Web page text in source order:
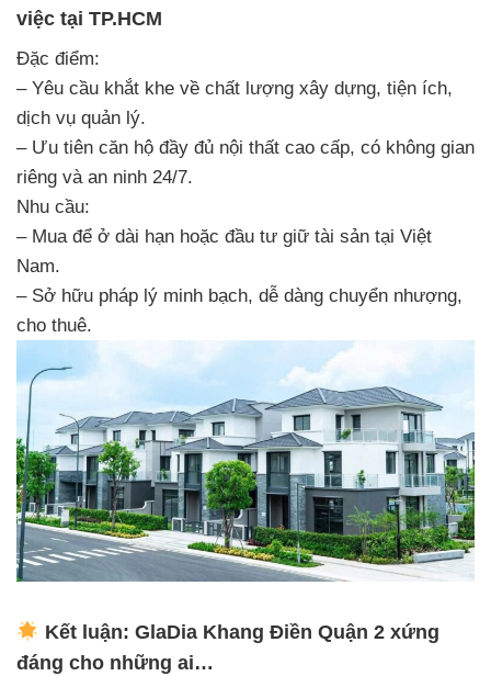
việc tại TP.HCM
Đặc điểm:
– Yêu cầu khắt khe về chất lượng xây dựng, tiện ích,
dịch vụ quản lý.
– Ưu tiên căn hộ đầy đủ nội thất cao cấp, có không gian
riêng và an ninh 24/7.
Nhu cầu:
– Mua để ở dài hạn hoặc đầu tư giữ tài sản tại Việt
Nam.
– Sở hữu pháp lý minh bạch, dễ dàng chuyển nhượng,
cho thuê.
Kết luận: GlaDia Khang Điền Quận 2 xứng
đáng cho những ai…